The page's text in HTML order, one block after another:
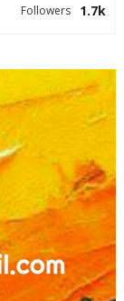
1.7k
Followers